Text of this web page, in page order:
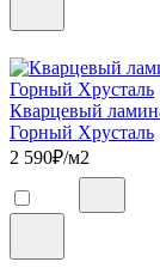
Кварцевый
Горный Хрусталь
2 590₽/м2